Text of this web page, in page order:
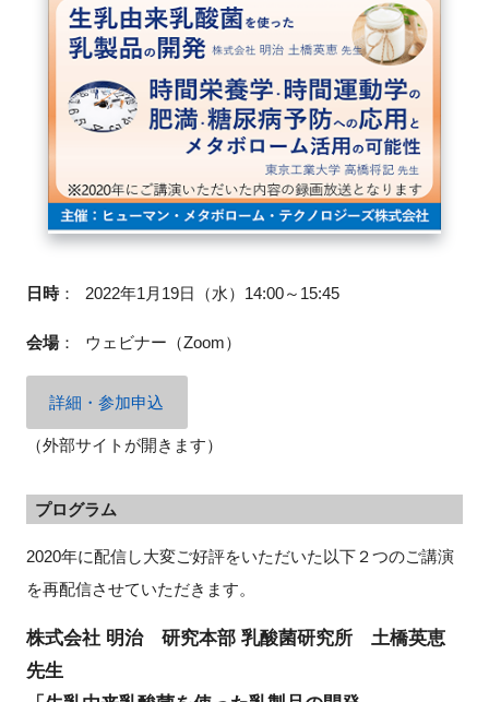
閉じる
日時： 2022年1月19日（水）14:00～15:45
会場： ウェビナー（Zoom）
詳細・参加申込
（外部サイトが開きます）
プログラム
2020年に配信し大変ご好評をいただいた以下２つのご講演
を再配信させていただきます。
株式会社 明治 研究本部 乳酸菌研究所 土橋英恵
先生